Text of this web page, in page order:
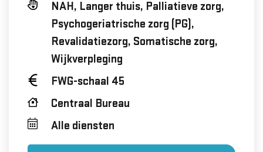
NAH, Langer thuis, Palliatieve zorg,
Psychogeriatrische zorg (PG),
Revalidatiezorg, Somatische zorg,
Wijkverpleging
FWG-schaal 45
Centraal Bureau
Alle diensten